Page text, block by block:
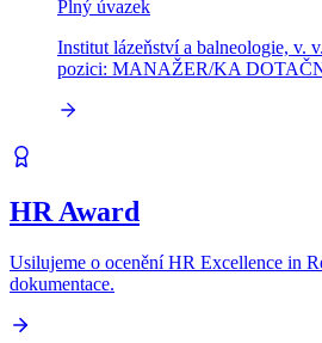
Plný úvazek
Institut lázeňství a balneologie, v.
pozici: MANAŽER/KA
HR Award
Usilujeme o ocenění HR Excellence in
dokumentace.